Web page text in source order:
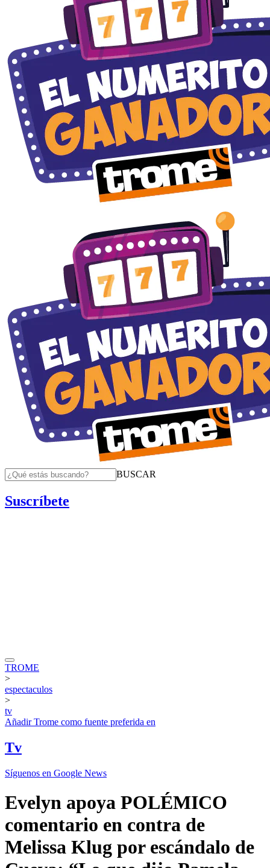
BUSCAR
Suscríbete
TROME
>
espectaculos
>
tv
AñadirTrome como fuente preferida en
Tv
Síguenos en Google News
Evelyn apoya POLÉMICO
comentario en contra de
Melissa Klug por escándalo de